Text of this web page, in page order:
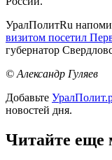
УралПолитRu
визитом посетил
губернатор
© Александр Гуляев
Добавьте
новостей дня.
Читайте еще